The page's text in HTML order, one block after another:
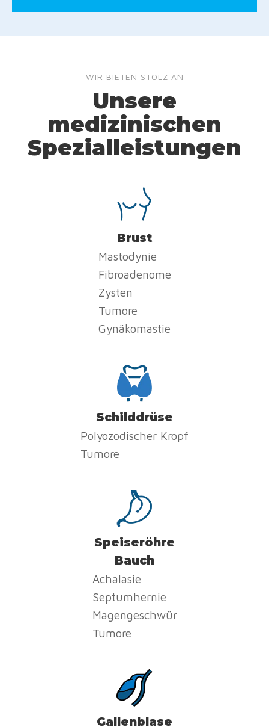
WIR BIETEN STOLZ AN
Unsere
medizinischen
Spezialleistungen
Brust
Mastodynie
Fibroadenome
Zysten
Tumore
Gynäkomastie
Schilddrüse
Polyozodischer Kropf
Tumore
Speiseröhre
Bauch
Achalasie
Septumhernie
Magengeschwür
Tumore
Gallenblase